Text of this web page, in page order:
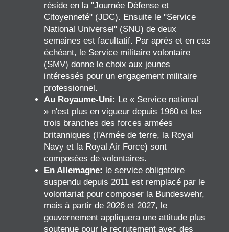
réside en la "Journée Défense et
Citoyenneté" (JDC). Ensuite le "Service
National Universel" (SNU) de deux
semaines est facultatif. Par après et en cas
échéant, le Service militaire volontaire
(SMV) donne le choix aux jeunes
intéressés pour un engagement militaire
professionnel.
Au Royaume-Uni: Le « Service national
» n'est plus en vigueur depuis 1960 et les
trois branches des forces armées
britanniques (l'Armée de terre, la Royal
Navy et la Royal Air Force) sont
composées de volontaires.
En Allemagne: le service obligatoire
suspendu depuis 2011 est remplacé par le
volontariat pour composer la Bundeswehr,
mais à partir de 2026 et 2027, le
gouvernement appliquera une attitude plus
soutenue pour le recrutement avec des